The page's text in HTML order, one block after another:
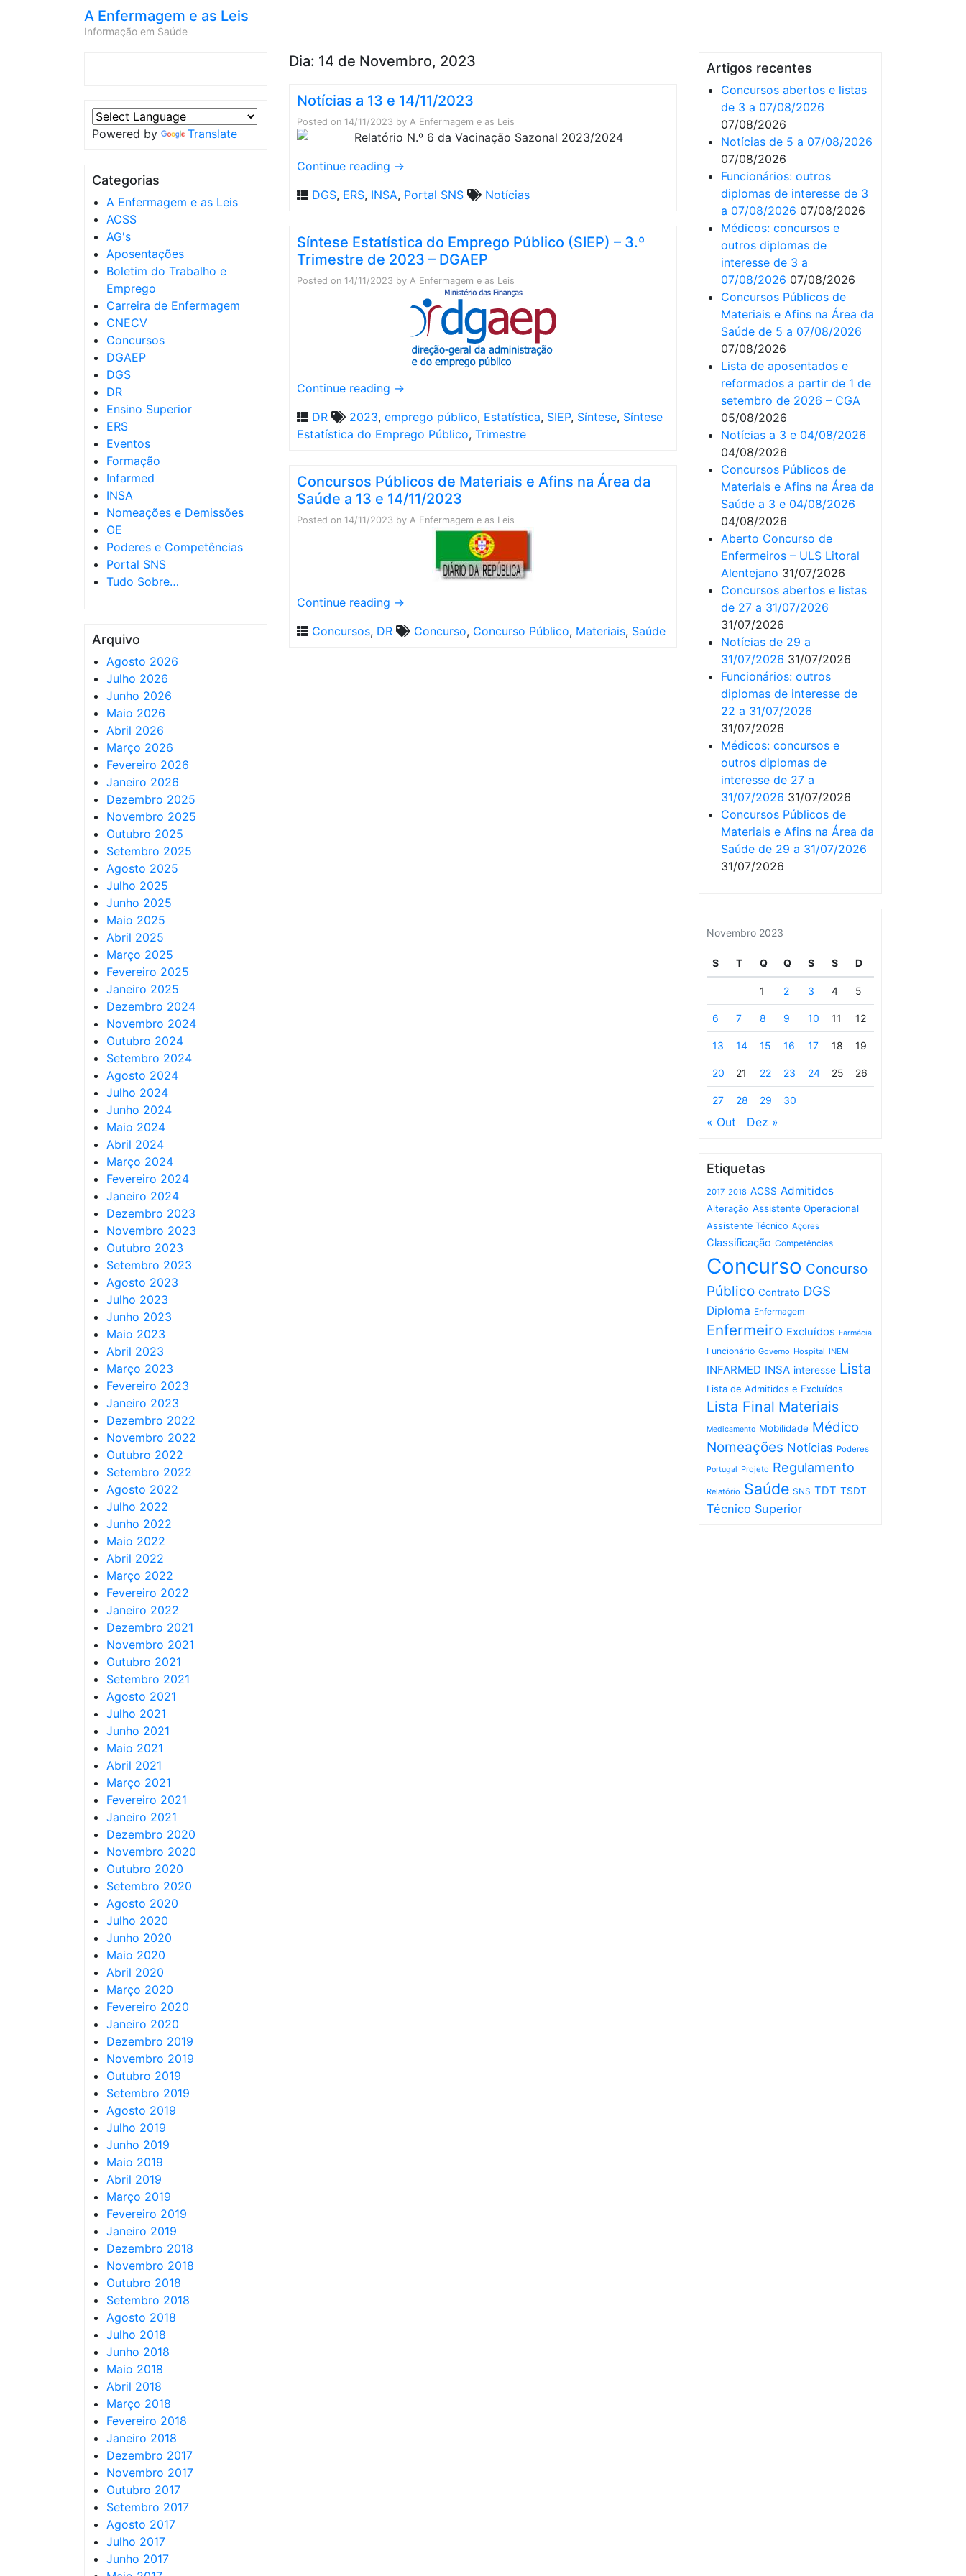
A Enfermagem e as Leis
Informação em Saúde
Powered by Translate
Categorias
A Enfermagem e as Leis
ACSS
AG's
Aposentações
Boletim do Trabalho e
Emprego
Carreira de Enfermagem
CNECV
Concursos
DGAEP
DGS
DR
Ensino Superior
ERS
Eventos
Formação
Infarmed
INSA
Nomeações e Demissões
OE
Poderes e Competências
Portal SNS
Tudo Sobre…
Arquivo
Agosto 2026
Julho 2026
Junho 2026
Maio 2026
Abril 2026
Março 2026
Fevereiro 2026
Janeiro 2026
Dezembro 2025
Novembro 2025
Outubro 2025
Setembro 2025
Agosto 2025
Julho 2025
Junho 2025
Maio 2025
Abril 2025
Março 2025
Fevereiro 2025
Janeiro 2025
Dezembro 2024
Novembro 2024
Outubro 2024
Setembro 2024
Agosto 2024
Julho 2024
Junho 2024
Maio 2024
Abril 2024
Março 2024
Fevereiro 2024
Janeiro 2024
Dezembro 2023
Novembro 2023
Outubro 2023
Setembro 2023
Agosto 2023
Julho 2023
Junho 2023
Maio 2023
Abril 2023
Março 2023
Fevereiro 2023
Janeiro 2023
Dezembro 2022
Novembro 2022
Outubro 2022
Setembro 2022
Agosto 2022
Julho 2022
Junho 2022
Maio 2022
Abril 2022
Março 2022
Fevereiro 2022
Janeiro 2022
Dezembro 2021
Novembro 2021
Outubro 2021
Setembro 2021
Agosto 2021
Julho 2021
Junho 2021
Maio 2021
Abril 2021
Março 2021
Fevereiro 2021
Janeiro 2021
Dezembro 2020
Novembro 2020
Outubro 2020
Setembro 2020
Agosto 2020
Julho 2020
Junho 2020
Maio 2020
Abril 2020
Março 2020
Fevereiro 2020
Janeiro 2020
Dezembro 2019
Novembro 2019
Outubro 2019
Setembro 2019
Agosto 2019
Julho 2019
Junho 2019
Maio 2019
Abril 2019
Março 2019
Fevereiro 2019
Janeiro 2019
Dezembro 2018
Novembro 2018
Outubro 2018
Setembro 2018
Agosto 2018
Julho 2018
Junho 2018
Maio 2018
Abril 2018
Março 2018
Fevereiro 2018
Janeiro 2018
Dezembro 2017
Novembro 2017
Outubro 2017
Setembro 2017
Agosto 2017
Julho 2017
Junho 2017
Dia: 14 de Novembro, 2023
Notícias a 13 e 14/11/2023
Posted on 14/11/2023 by A Enfermagem e as Leis
Continue reading →
DGS, ERS, INSA, Portal SNS Notícias
Síntese Estatística do Emprego Público (SIEP) – 3.º
Trimestre de 2023 – DGAEP
Posted on 14/11/2023 by A Enfermagem e as Leis
Continue reading →
DR
2023, emprego público, Estatística, SIEP, Síntese, Síntese
Estatística do Emprego Público, Trimestre
Concursos Públicos de Materiais e Afins na Área da
Saúde a 13 e 14/11/2023
Posted on 14/11/2023 by A Enfermagem e as Leis
Continue reading →
Concursos, DR Concurso, Concurso Público, Materiais, Saúde
Artigos recentes
Concursos abertos e listas
de 3 a 07/08/2026
07/08/2026
Notícias de 5 a 07/08/2026
07/08/2026
Funcionários: outros
diplomas de interesse de 3
a 07/08/2026 07/08/2026
Médicos: concursos e
outros diplomas de
interesse de 3 a
07/08/2026 07/08/2026
Concursos Públicos de
Materiais e Afins na Área da
Saúde de 5 a 07/08/2026
07/08/2026
Lista de aposentados e
reformados a partir de 1 de
setembro de 2026 – CGA
05/08/2026
Notícias a 3 e 04/08/2026
04/08/2026
Concursos Públicos de
Materiais e Afins na Área da
Saúde a 3 e 04/08/2026
04/08/2026
Aberto Concurso de
Enfermeiros – ULS Litoral
Alentejano 31/07/2026
Concursos abertos e listas
de 27 a 31/07/2026
31/07/2026
Notícias de 29 a
31/07/2026 31/07/2026
Funcionários: outros
diplomas de interesse de
22 a 31/07/2026
31/07/2026
Médicos: concursos e
outros diplomas de
interesse de 27 a
31/07/2026 31/07/2026
Concursos Públicos de
Materiais e Afins na Área da
Saúde de 29 a 31/07/2026
31/07/2026
Novembro 2023
S T Q Q S S D
1 2 3 4 5
6 7 8 9 10 11 12
13 14 15 16 17 18 19
20 21 22 23 24 25 26
27 28 29 30
« Out Dez »
Etiquetas
2017 2018 ACSS Admitidos
Alteração Assistente Operacional
Assistente Técnico Açores
Classificação Competências
Concurso Concurso
Público Contrato DGS
Diploma Enfermagem
Enfermeiro Excluídos Farmácia
Funcionário Governo Hospital INEM
INFARMED INSA interesse Lista
Lista de Admitidos e Excluídos
Lista Final Materiais
Medicamento Mobilidade Médico
Nomeações Notícias Poderes
Portugal Projeto Regulamento
Relatório Saúde SNS TDT TSDT
Técnico Superior